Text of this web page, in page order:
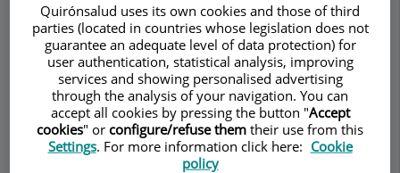
Descripció ServeisEquipContacteDades d'interès
Demanar Cita
Quirónsalud uses its own cookies and those of third
parties (located in countries whose legislation does not
guarantee an adequate level of data protection) for
user authentication, statistical analysis, improving
services and showing personalised advertising
through the analysis of your navigation. You can
accept all cookies by pressing the button "Accept
cookies" or configure/refuse them their use from this
Settings. For more information click here: Cookie
policy